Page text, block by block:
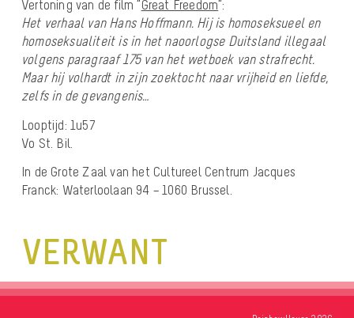
Vertoning van de film “Great Freedom“:
Het verhaal van Hans Hoffmann. Hij is homoseksueel en
homoseksualiteit is in het naoorlogse Duitsland illegaal
volgens paragraaf 175 van het wetboek van strafrecht.
Maar hij volhardt in zijn zoektocht naar vrijheid en liefde,
zelfs in de gevangenis…
Looptijd: 1u57
Vo St. Bil.
In de Grote Zaal van het Cultureel Centrum Jacques
Franck: Waterloolaan 94 – 1060 Brussel.
VERWANT